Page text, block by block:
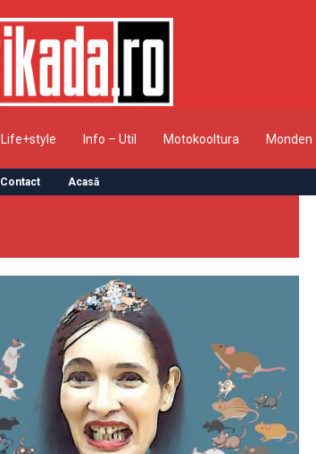
Life+style Info – Util Motokooltura Monden
Contact Acasă